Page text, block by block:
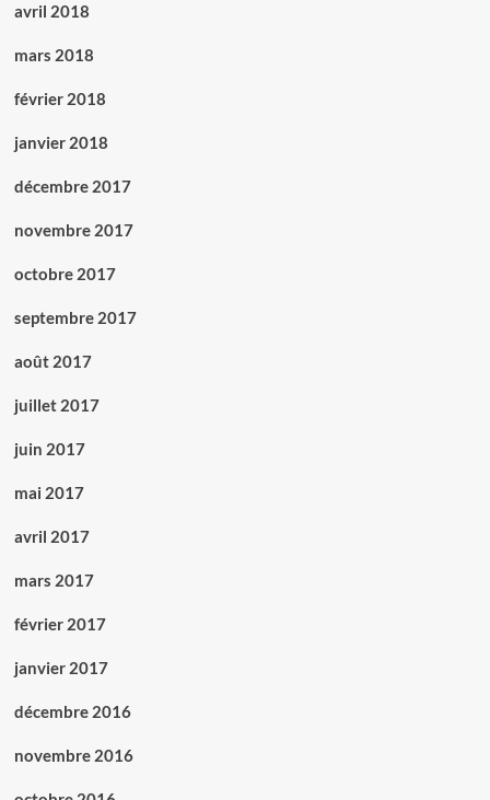
avril 2018
mars 2018
février 2018
janvier 2018
décembre 2017
novembre 2017
octobre 2017
septembre 2017
août 2017
juillet 2017
juin 2017
mai 2017
avril 2017
mars 2017
février 2017
janvier 2017
décembre 2016
novembre 2016